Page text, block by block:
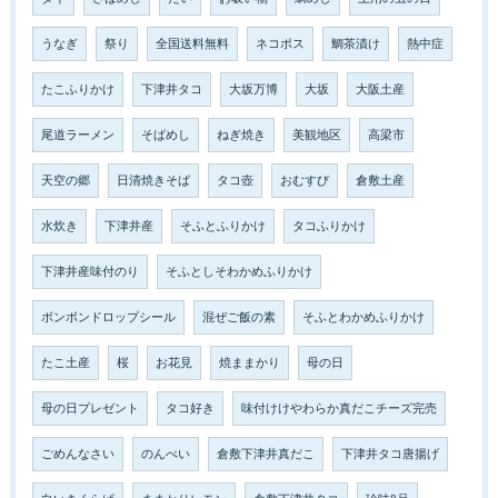
うなぎ 祭り 全国送料無料 ネコポス 鯛茶漬け 熱中症
たこふりかけ 下津井タコ 大坂万博 大坂 大阪土産
尾道ラーメン そばめし ねぎ焼き 美観地区 高梁市
天空の郷 日清焼きそば タコ壺 おむすび 倉敷土産
水炊き 下津井産 そふとふりかけ タコふりかけ
下津井産味付のり そふとしそわかめふりかけ
ボンボンドロップシール 混ぜご飯の素 そふとわかめふりかけ
たこ土産 桜 お花見 焼ままかり 母の日
母の日プレゼント タコ好き 味付けけやわらか真だこチーズ完売
ごめんなさい のんべい 倉敷下津井真だこ 下津井タコ唐揚げ